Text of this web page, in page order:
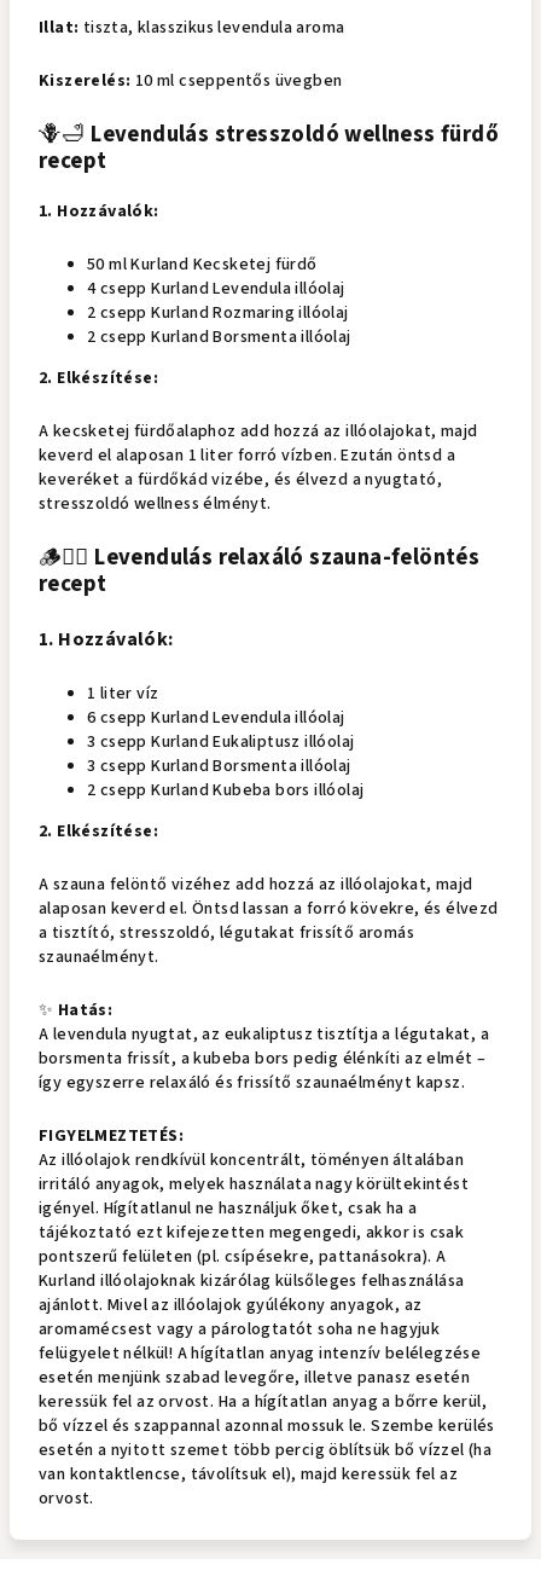
Illat: tiszta, klasszikus levendula aroma
Kiszerelés: 10 ml cseppentős üvegben
🪻🛁 Levendulás stresszoldó wellness fürdő
recept
1. Hozzávalók:
50 ml Kurland Kecsketej fürdő
4 csepp Kurland Levendula illóolaj
2 csepp Kurland Rozmaring illóolaj
2 csepp Kurland Borsmenta illóolaj
2. Elkészítése:
A kecsketej fürdőalaphoz add hozzá az illóolajokat, majd
keverd el alaposan 1 liter forró vízben. Ezután öntsd a
keveréket a fürdőkád vizébe, és élvezd a nyugtató,
stresszoldó wellness élményt.
🪵🧖‍♀️ Levendulás relaxáló szauna-felöntés
recept
1. Hozzávalók:
1 liter víz
6 csepp Kurland Levendula illóolaj
3 csepp Kurland Eukaliptusz illóolaj
3 csepp Kurland Borsmenta illóolaj
2 csepp Kurland Kubeba bors illóolaj
2. Elkészítése:
A szauna felöntő vizéhez add hozzá az illóolajokat, majd
alaposan keverd el. Öntsd lassan a forró kövekre, és élvezd
a tisztító, stresszoldó, légutakat frissítő aromás
szaunaélményt.
✨ Hatás:
A levendula nyugtat, az eukaliptusz tisztítja a légutakat, a
borsmenta frissít, a kubeba bors pedig élénkíti az elmét –
így egyszerre relaxáló és frissítő szaunaélményt kapsz.
FIGYELMEZTETÉS:
Az illóolajok rendkívül koncentrált, töményen általában
irritáló anyagok, melyek használata nagy körültekintést
igényel. Hígítatlanul ne használjuk őket, csak ha a
tájékoztató ezt kifejezetten megengedi, akkor is csak
pontszerű felületen (pl. csípésekre, pattanásokra). A
Kurland illóolajoknak kizárólag külsőleges felhasználása
ajánlott. Mivel az illóolajok gyúlékony anyagok, az
aromamécsest vagy a párologtatót soha ne hagyjuk
felügyelet nélkül! A hígítatlan anyag intenzív belélegzése
esetén menjünk szabad levegőre, illetve panasz esetén
keressük fel az orvost. Ha a hígítatlan anyag a bőrre kerül,
bő vízzel és szappannal azonnal mossuk le. Szembe kerülés
esetén a nyitott szemet több percig öblítsük bő vízzel (ha
van kontaktlencse, távolítsuk el), majd keressük fel az
orvost.